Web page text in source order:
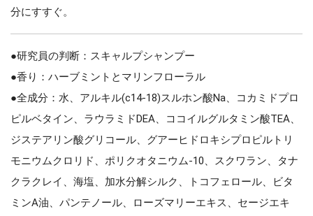
分にすすぐ。
●研究員の判断：スキャルプシャンプー
●香り：ハーブミントとマリンフローラル
●全成分：水、アルキル(c14-18)スルホン酸Na、コカミドプロ
ピルベタイン、ラウラミドDEA、ココイルグルタミン酸TEA、
ジステアリン酸グリコール、グアーヒドロキシプロピルトリ
モニウムクロリド、ポリクオタニウム-10、スクワラン、タナ
クラクレイ、海塩、加水分解シルク、トコフェロール、ビタ
ミンA油、パンテノール、ローズマリーエキス、セージエキ